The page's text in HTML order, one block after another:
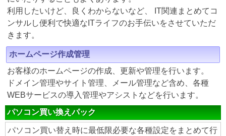
利用したいけど、良くわからないなど、 IT関連まとめてコ
ンサルし便利で快適なITライフのお手伝いをさせていただ
きます。
ホームページ作成管理
お客様のホームページの作成、更新や管理を行います。
ドメイン管理やサイト管理、メール管理など含め、各種
WEBサービスの導入管理やアシストなどを行います。
パソコン買い換えパック
パソコン買い替え時に最低限必要な各種設定をまとめて行